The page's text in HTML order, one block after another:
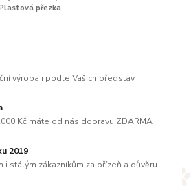
přezka
výroba i podle Vašich představ
Kč máte od nás dopravu ZDARMA
2019
i stálým zákazníkům za přízeň a důvěru